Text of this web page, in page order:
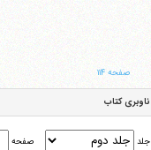
صفحه ۱۱۴
ناوبری کتاب
جلد صفحه